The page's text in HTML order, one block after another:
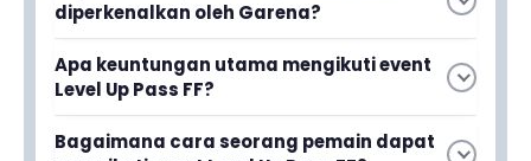
diperkenalkan oleh Garena?
Level Up Pass FF diperkenalkan oleh Garena
setelah maintenance server pada tahun 2020
Apa keuntungan utama mengikuti event
Level Up Pass FF?
Keuntungan utama adalah pemain dapat
Bagaimana cara seorang pemain dapat